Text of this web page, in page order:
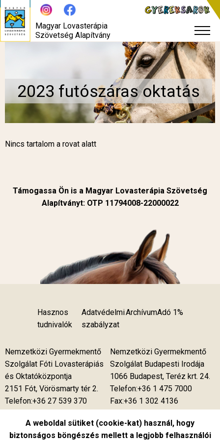
Magyar Lovasterápia
Szövetség Alapítvány
2023 futószáras oktatás
Nincs tartalom a rovat alatt
Támogassa Ön is a Magyar Lovasterápia Szövetség
Alapítványt: OTP 11794008-22000022
Hasznos
tudnivalók
Adatvédelmi
szabályzat
ArchívumAdó 1%
Nemzetközi Gyermekmentő
Szolgálat Fóti Lovasterápiás
és Oktatóközpontja
2151 Fót, Vörösmarty tér 2.
Telefon:+36 27 539 370
Telefon:+36 27 537 850
Fax:+36 27 539 376
Nemzetközi Gyermekmentő
Szolgálat Budapesti Irodája
1066 Budapest, Teréz krt. 24.
Telefon:+36 1 475 7000
Fax:+36 1 302 4136
A weboldal sütiket (cookie-kat) használ, hogy
biztonságos böngészés mellett a legjobb felhasználói